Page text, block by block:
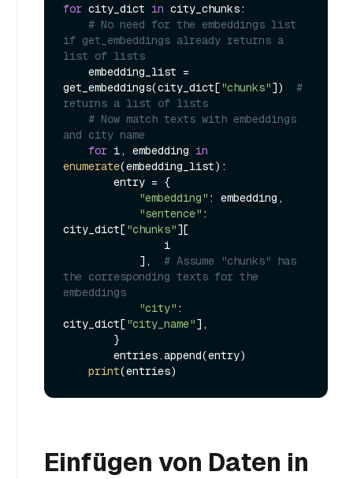
for city_dict in city_chunks:
# No need for the embeddings list
if get_embeddings already returns a
list of lists
get_embeddings(city_dict["chunks"]) #
returns a list of lists
# Now match texts with embeddings
and city name
for i, embedding in
enumerate(embedding_list):
"embedding" : embedding,
"sentence" :
city_dict["chunks"][
            ],
# Assume "chunks" has
the corresponding texts for the
embeddings
"city" :
city_dict["city_name"],
print
Einfügen von Daten in